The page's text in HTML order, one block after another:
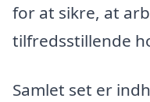
for at sikre, at
tilfredsstillende
Samlet set er